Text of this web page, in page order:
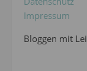
Impressum
Bloggen mit